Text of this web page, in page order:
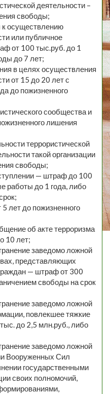
деятельности –
свободы;
осуществлению
или публичное
от 100 тыс.руб. до 1
до 7 лет;
в целях осуществления
от 15 до 20 лет с
до пожизненного
сообщества и
лишения
террористической
такой организации
свободы;
— штраф до 100
работы до 1 года, либо
лет до пожизненного
об акте терроризма
10 лет;
заведомо ложной
представляющих
— штраф от 300
свободы на срок
заведомо ложной
повлекшее тяжкие
до 2,5 млн.руб., либо
заведомо ложной
Вооруженных Сил
государственными
своих полномочий,